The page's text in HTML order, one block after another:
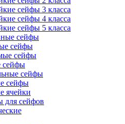
сейфы 3 класса
сейфы 4 класса
сейфы 5 класса
сейфы
сейфы
сейфы
сейфы
сейфы
сейфы
ячейки
для сейфов